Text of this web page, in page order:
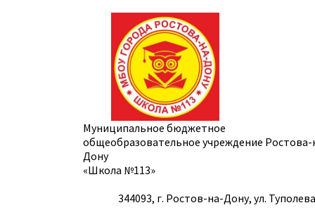
Муниципальное бюджетное
общеобразовательное учреждение
Дону
«Школа №113»
344093, г. Ростов-на-Дону, ул.